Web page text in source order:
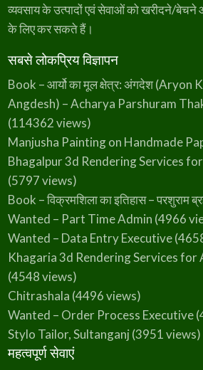
A
u
t
h
s
F
-
व्यवसाय के उत्पादों एवं सेवाओं को खरीदने/बेचने
के लिए कर सकते हैं।
सबसे लोकप्रिय विज्ञापन
Book – आर्यो का मूल क्षेत्र: अंगदेश (Aryon
Angdesh) – Acharya Parshuram
(114362 views)
Manjusha Painting on Handmade
Bhagalpur 3d Rendering Services
(5797 views)
Book – विक्रमशिला का इतिहास – परशुराम
Wanted – Part Time Admin (4966
Wanted – Data Entry Executive
Khagaria 3d Rendering Services
(4548 views)
Chitrashala (4496 views)
Wanted – Order Process Executive
Stylo Tailor, Sultanganj (3951 views)
महत्वपूर्ण सेवाएं